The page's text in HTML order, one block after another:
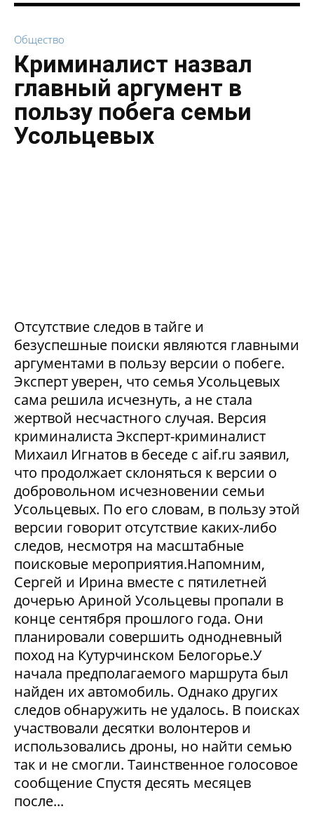
Общество
Криминалист назвал
главный аргумент в
пользу побега семьи
Усольцевых
Отсутствие следов в тайге и
безуспешные поиски являются главными
аргументами в пользу версии о побеге.
Эксперт уверен, что семья Усольцевых
сама решила исчезнуть, а не стала
жертвой несчастного случая. Версия
криминалиста Эксперт-криминалист
Михаил Игнатов в беседе с aif.ru заявил,
что продолжает склоняться к версии о
добровольном исчезновении семьи
Усольцевых. По его словам, в пользу этой
версии говорит отсутствие каких-либо
следов, несмотря на масштабные
поисковые мероприятия.Напомним,
Сергей и Ирина вместе с пятилетней
дочерью Ариной Усольцевы пропали в
конце сентября прошлого года. Они
планировали совершить однодневный
поход на Кутурчинском Белогорье.У
начала предполагаемого маршрута был
найден их автомобиль. Однако других
следов обнаружить не удалось. В поисках
участвовали десятки волонтеров и
использовались дроны, но найти семью
так и не смогли. Таинственное голосовое
сообщение Спустя десять месяцев
после...